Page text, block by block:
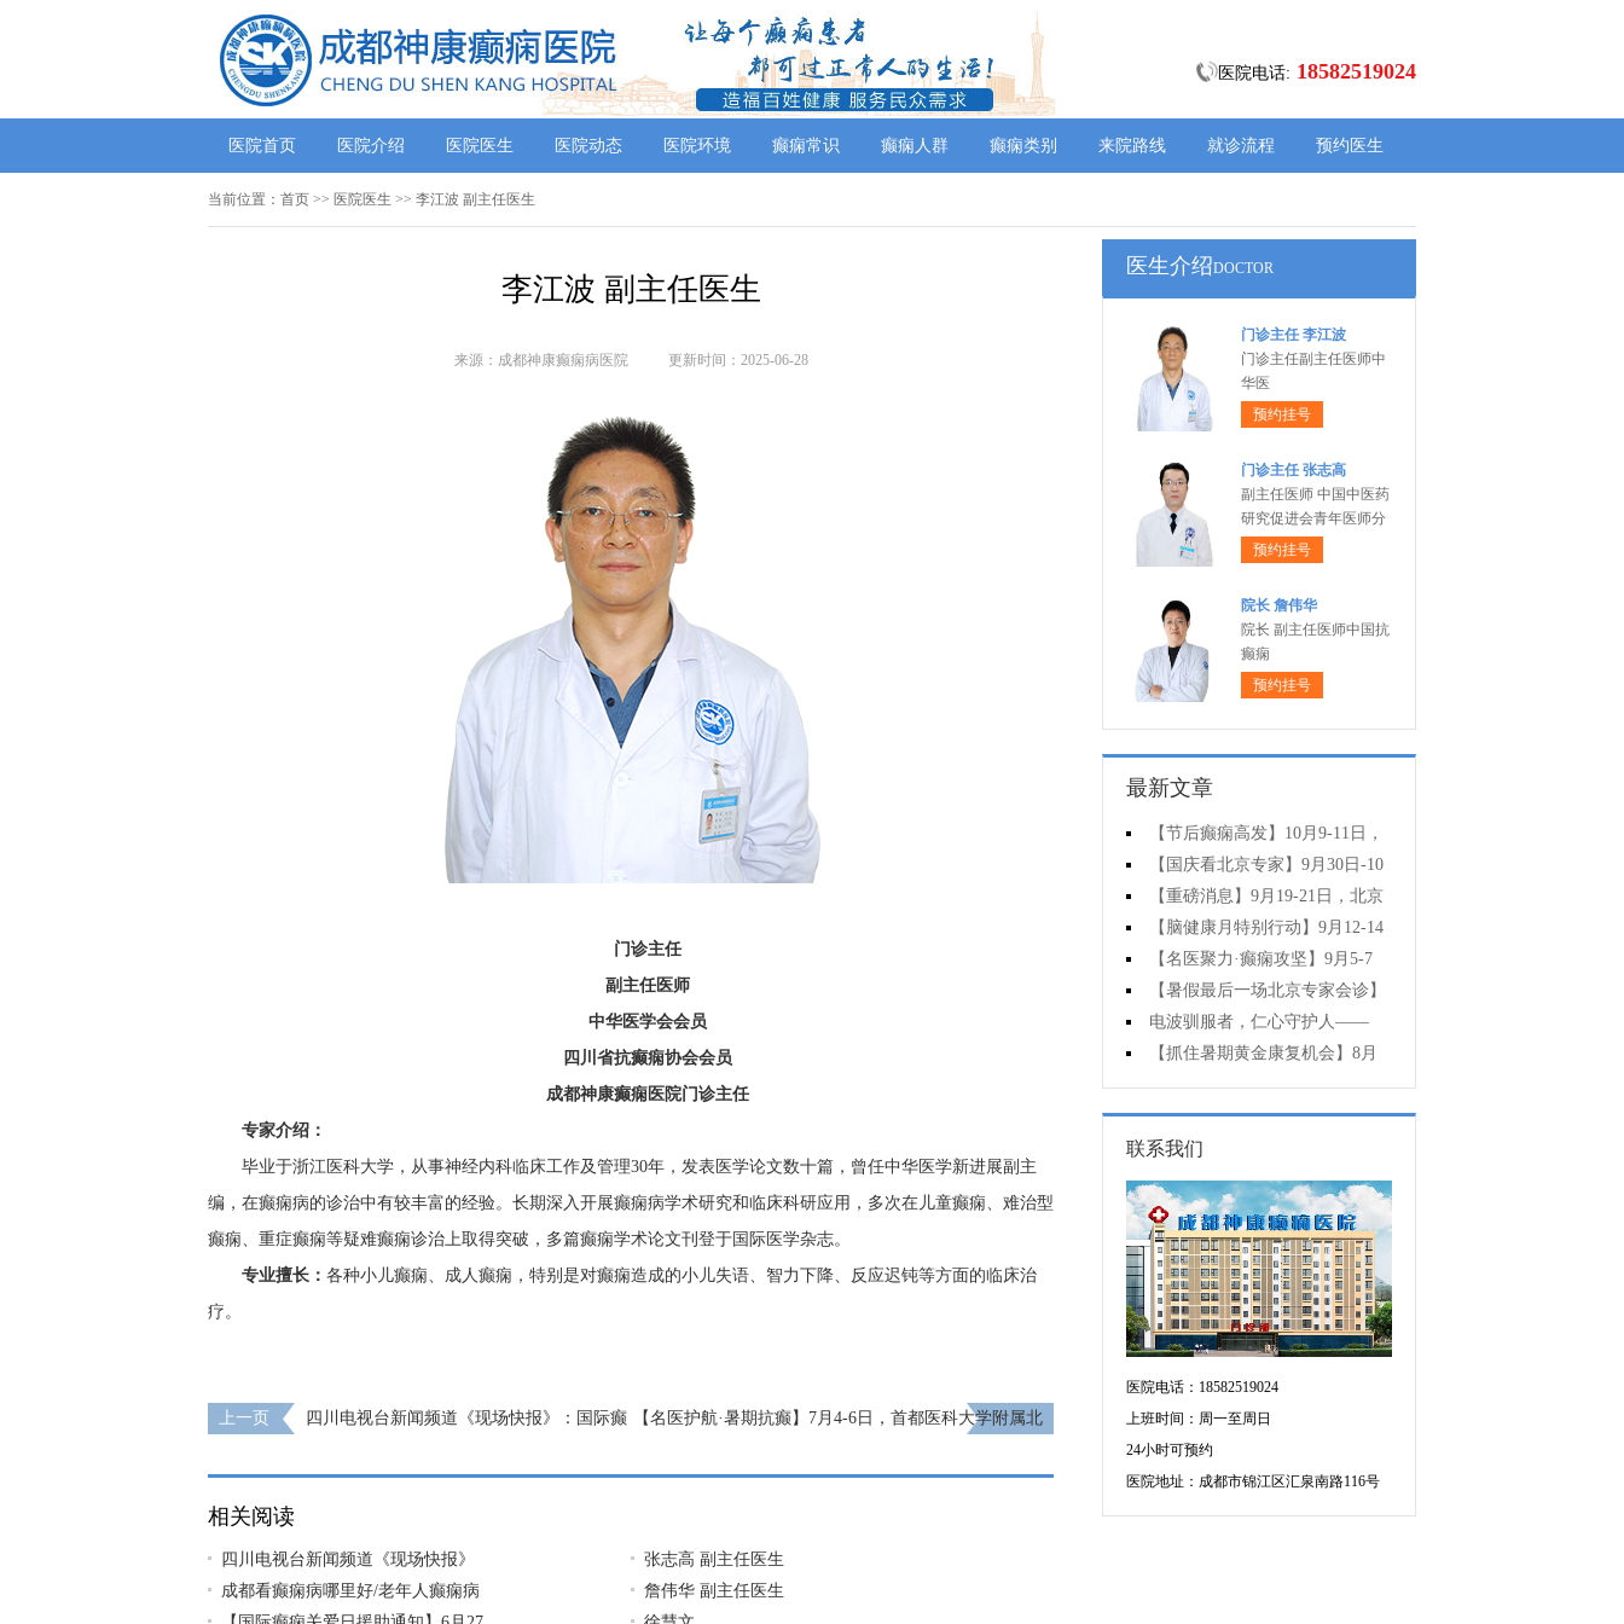
医院电话: 18582519024
医院首页 医院介绍 医院医生 医院动态 医院环境 癫痫常识 癫痫人群 癫痫类别 来院路线 就诊流程 预约医生
当前位置： 首页 >> 医院医生 >> 李江波 副主任医生
李江波 副主任医生
来源：成都神康癫痫病医院 更新时间：2025-06-28
门诊主任
副主任医师
中华医学会会员
四川省抗癫痫协会会员
成都神康癫痫医院门诊主任
专家介绍：
毕业于浙江医科大学，从事神经内科临床工作及管理30年，发表医学论文数十篇，曾任中华医学新进展副主
编，在癫痫病的诊治中有较丰富的经验。长期深入开展癫痫病学术研究和临床科研应用，多次在儿童癫痫、难治型
癫痫、重症癫痫等疑难癫痫诊治上取得突破，多篇癫痫学术论文刊登于国际医学杂志。
专业擅长： 各种小儿癫痫、成人癫痫，特别是对癫痫造成的小儿失语、智力下降、反应迟钝等方面的临床治
疗。
上一页
四川电视台新闻频道《现场快报》：国际癫
【名医护航·暑期抗癫】7月4-6日，首都医科大学附属北
相关阅读
四川电视台新闻频道《现场快报》
张志高 副主任医生
成都看癫痫病哪里好/老年人癫痫病
詹伟华 副主任医生
医生介绍DOCTOR
门诊主任 李江波
门诊主任副主任医师中
华医
预约挂号
门诊主任 张志高
副主任医师 中国中医药
研究促进会青年医师分
预约挂号
院长 詹伟华
院长 副主任医师中国抗
癫痫
预约挂号
最新文章
【节后癫痫高发】10月9-11日，
北京友谊医院陈葵博士免费会诊+治
疗援助，破解癫痫难题！
【国庆看北京专家】9月30日-10
月5日，北京天坛&首钢医院两大专
家蓉城亲诊+癫痫大额救助，速约！
【重磅消息】9月19-21日，北京
协和医院周祥琴教授成都领衔会
诊，共筑全年龄段抗癫防线！
【脑健康月特别行动】9月12-14
日，北京天坛医院杨涛博士免费会
诊+超万元援助，护航全年龄段癫痫
患者
【名医聚力·癫痫攻坚】9月5-7
日，北京朝阳医院神经内科周立春
博士成都公益会诊，名额有限，速
约
【暑假最后一场北京专家会诊】
8月22-24日，北京大学首钢医院高
伟教授亲临成都免费会诊，助力健
康新学
电波驯服者，仁心守护人——
8.19中国医师节致敬神康抗癫团队
【抓住暑期黄金康复机会】8月
15-17日，首都医科大学附属北京天
坛医院杨涛博士空降成都会诊，速
约！
联系我们
医院电话：18582519024
上班时间：周一至周日
24小时可预约
医院地址：成都市锦江区汇泉南路116号